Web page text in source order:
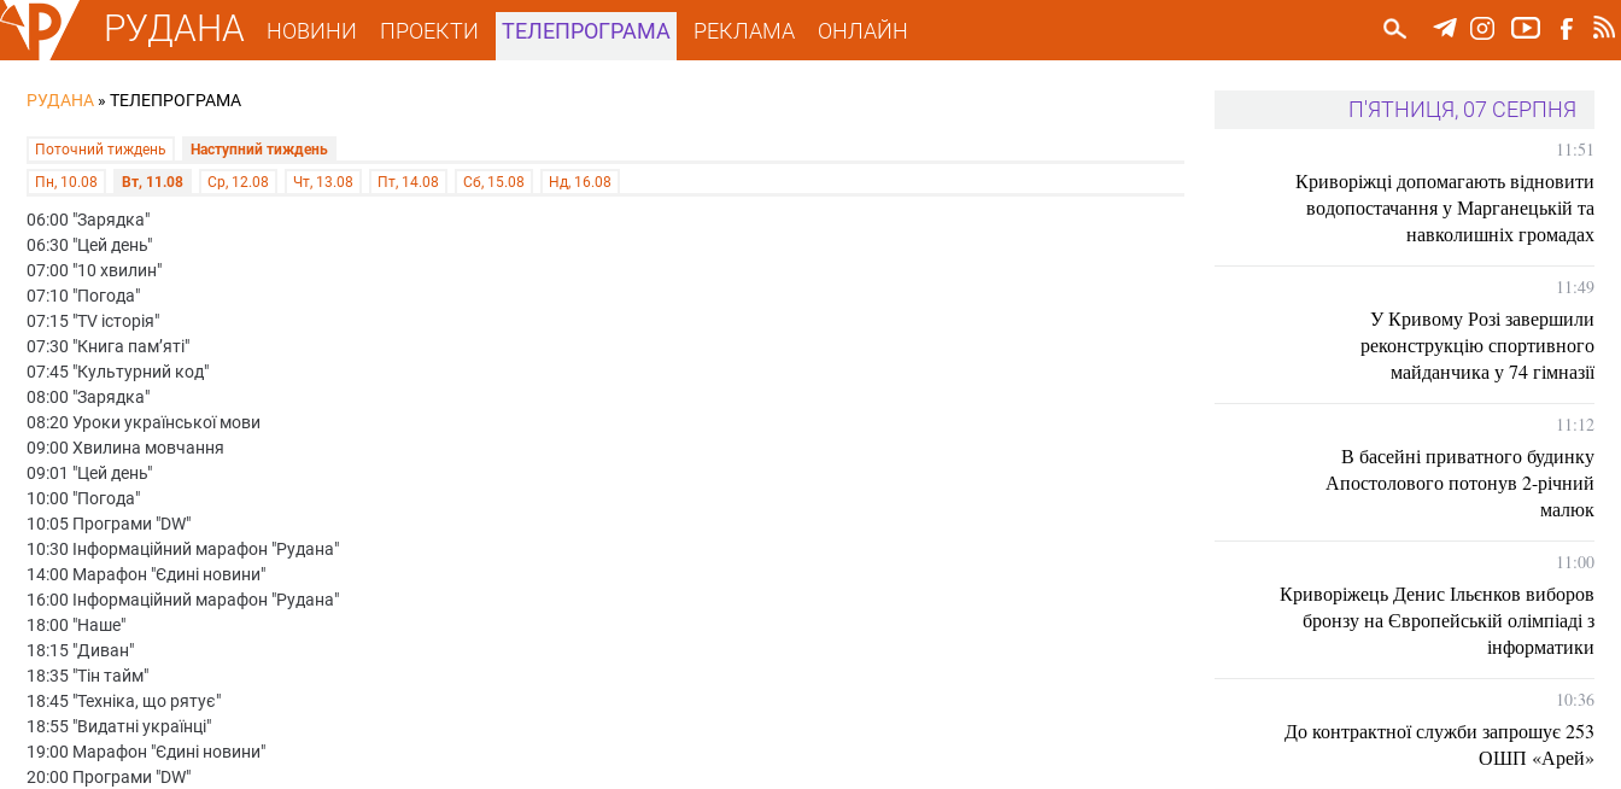
РУДАНА НОВИНИ ПРОЕКТИ ТЕЛЕПРОГРАМА РЕКЛАМА ОНЛАЙН
РУДАНА » ТЕЛЕПРОГРАМА
Поточний тиждень
Наступний тиждень
Пн, 10.08
Вт, 11.08 Ср, 12.08 Чт, 13.08 Пт, 14.08 Сб, 15.08 Нд, 16.08
06:00 "Зарядка"
06:30 "Цей день"
07:00 "10 хвилин"
07:10 "Погода"
07:15 "TV історія"
07:30 "Книга пам’яті"
07:45 "Культурний код"
08:00 "Зарядка"
08:20 Уроки української мови
09:00 Хвилина мовчання
09:01 "Цей день"
10:00 "Погода"
10:05 Програми "DW"
10:30 Інформаційний марафон "Рудана"
14:00 Марафон "Єдині новини"
16:00 Інформаційний марафон "Рудана"
18:00 "Наше"
18:15 "Диван"
18:35 "Тін тайм"
18:45 "Техніка, що рятує"
18:55 "Видатні українці"
19:00 Марафон "Єдині новини"
20:00 Програми "DW"
П'ЯТНИЦЯ, 07 СЕРПНЯ
11:51
Криворіжці допомагають відновити
водопостачання у Марганецькій та
навколишніх громадах
11:49
У Кривому Розі завершили
реконструкцію спортивного
майданчика у 74 гімназії
11:12
В басейні приватного будинку
Апостолового потонув 2-річний
малюк
11:00
Криворіжець Денис Ільєнков виборов
бронзу на Європейській олімпіаді з
інформатики
10:36
До контрактної служби запрошує 253
ОШП «Арей»